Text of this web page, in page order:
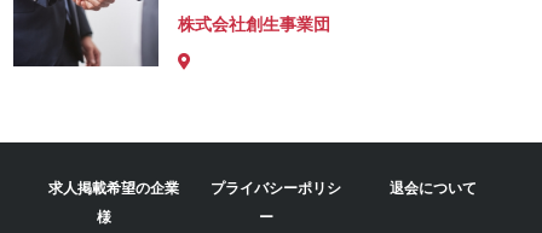
株式会社創生事業団
求人掲載希望の企業
様
プライバシーポリシ
ー
退会について